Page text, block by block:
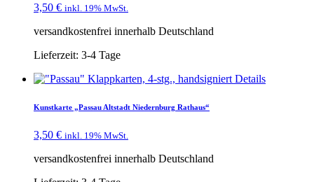
3,50 € inkl. 19% MwSt.
versandkostenfrei innerhalb Deutschland
Lieferzeit: 3-4 Tage
Details
Kunstkarte „Passau Altstadt Niedernburg Rathaus“
3,50 € inkl. 19% MwSt.
versandkostenfrei innerhalb Deutschland